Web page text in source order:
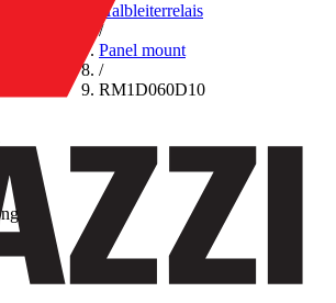
Halbleiterrelais
/
Panel mount
/
RM1D060D10